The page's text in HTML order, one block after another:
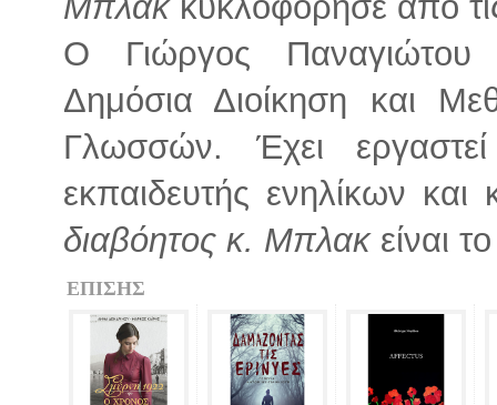
Ο Γιώργος Παναγιώτου
Δημόσια Διοίκηση και
Γλωσσών. Έχει
εκπαιδευτής ενηλίκων
διαβόητος κ. Μπλακ είναι
ΕΠΙΣΗΣ